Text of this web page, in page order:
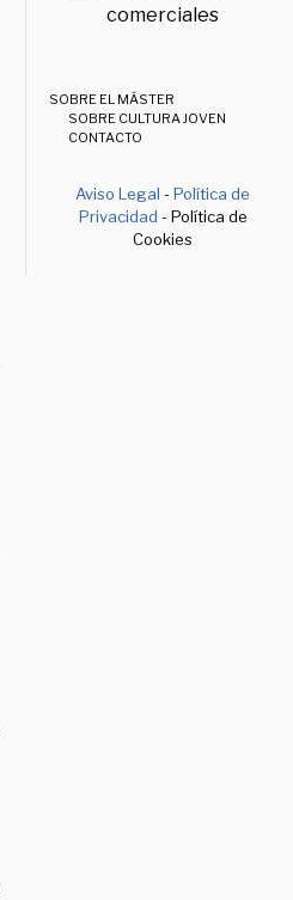
comerciales
SOBRE EL MÁSTER
SOBRE CULTURA JOVEN
CONTACTO
Aviso Legal -Política de
Privacidad - Política de
Cookies